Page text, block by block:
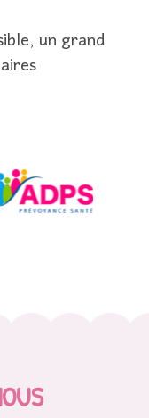
un grand